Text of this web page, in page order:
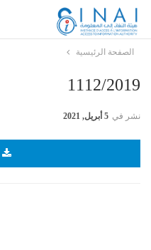
الصفحة الرئيسية
1112/2019
نشر في 5 أبريل, 2021